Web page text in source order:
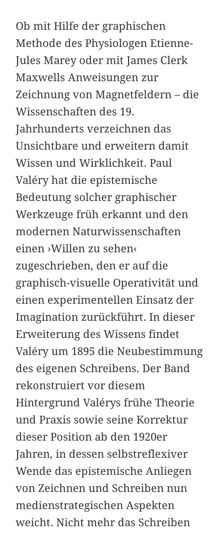
Ob mit Hilfe der graphischen
Methode des Physiologen Etienne-
Jules Marey oder mit James Clerk
Maxwells Anweisungen zur
Zeichnung von Magnetfeldern – die
Wissenschaften des 19.
Jahrhunderts verzeichnen das
Unsichtbare und erweitern damit
Wissen und Wirklichkeit. Paul
Valéry hat die epistemische
Bedeutung solcher graphischer
Werkzeuge früh erkannt und den
modernen Naturwissenschaften
einen ›Willen zu sehen‹
zugeschrieben, den er auf die
graphisch-visuelle Operativität und
einen experimentellen Einsatz der
Imagination zurückführt. In dieser
Erweiterung des Wissens findet
Valéry um 1895 die Neubestimmung
des eigenen Schreibens. Der Band
rekonstruiert vor diesem
Hintergrund Valérys frühe Theorie
und Praxis sowie seine Korrektur
dieser Position ab den 1920er
Jahren, in dessen selbstreflexiver
Wende das epistemische Anliegen
von Zeichnen und Schreiben nun
medienstrategischen Aspekten
weicht. Nicht mehr das Schreiben